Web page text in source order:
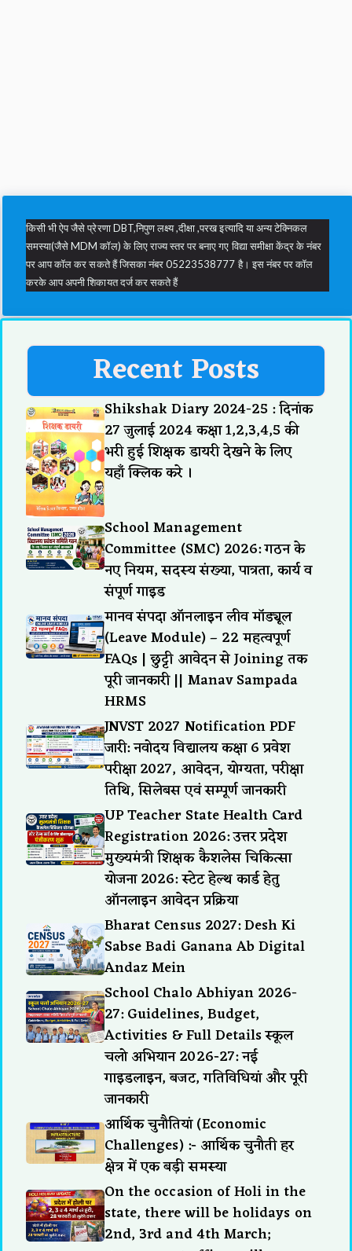
किसी भी ऐप जैसे प्रेरणा DBT,निपुण लक्ष्य ,दीक्षा ,परख इत्यादि या अन्य टेक्निकल
समस्या(जैसे MDM कॉल) के लिए राज्य स्तर पर बनाए गए विद्या समीक्षा केंद्र के नंबर
पर आप कॉल कर सकते हैं जिसका नंबर 05223538777 है। इस नंबर पर कॉल
करके आप अपनी शिकायत दर्ज कर सकते हैं
Recent Posts
Shikshak Diary 2024-25 : दिनांक
27 जुलाई 2024 कक्षा 1,2,3,4,5 की
भरी हुई शिक्षक डायरी देखने के लिए
यहाँ क्लिक करे ।
School Management
Committee (SMC) 2026: गठन के
नए नियम, सदस्य संख्या, पात्रता, कार्य व
संपूर्ण गाइड
मानव संपदा ऑनलाइन लीव मॉड्यूल
(Leave Module) – 22 महत्वपूर्ण
FAQs | छुट्टी आवेदन से Joining तक
पूरी जानकारी || Manav Sampada
HRMS
JNVST 2027 Notification PDF
जारी: नवोदय विद्यालय कक्षा 6 प्रवेश
परीक्षा 2027, आवेदन, योग्यता, परीक्षा
तिथि, सिलेबस एवं सम्पूर्ण जानकारी
UP Teacher State Health Card
Registration 2026: उत्तर प्रदेश
मुख्यमंत्री शिक्षक कैशलेस चिकित्सा
योजना 2026: स्टेट हेल्थ कार्ड हेतु
ऑनलाइन आवेदन प्रक्रिया
Bharat Census 2027: Desh Ki
Sabse Badi Ganana Ab Digital
Andaz Mein
School Chalo Abhiyan 2026-
27: Guidelines, Budget,
Activities & Full Details स्कूल
चलो अभियान 2026-27: नई
गाइडलाइन, बजट, गतिविधियां और पूरी
जानकारी
आर्थिक चुनौतियां (Economic
Challenges) :- आर्थिक चुनौती हर
क्षेत्र में एक बड़ी समस्या
On the occasion of Holi in the
state, there will be holidays on
2nd, 3rd and 4th March;